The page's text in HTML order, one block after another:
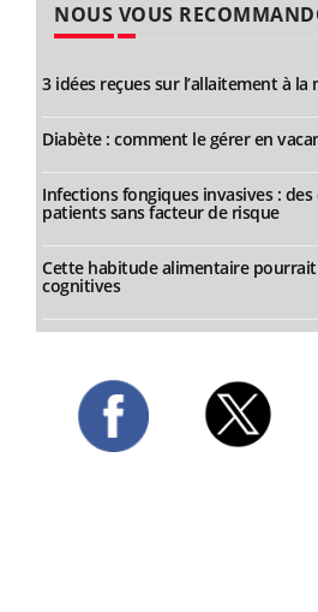
NOUS VOUS
3 idées reçues sur l’allaitement à la
Diabète : comment le gérer en
Infections fongiques invasives : des
patients sans facteur de risque
Cette habitude alimentaire
cognitives